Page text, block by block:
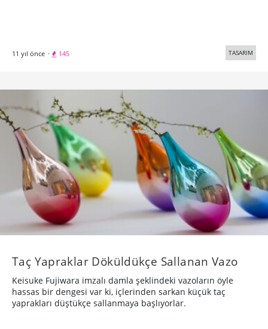
11 yıl önce · 145 TASARIM
Taç Yapraklar Döküldükçe Sallanan Vazo
Keisuke Fujiwara imzalı damla şeklindeki vazoların öyle
hassas bir dengesi var ki, içlerinden sarkan küçük taç
yaprakları düştükçe sallanmaya başlıyorlar.